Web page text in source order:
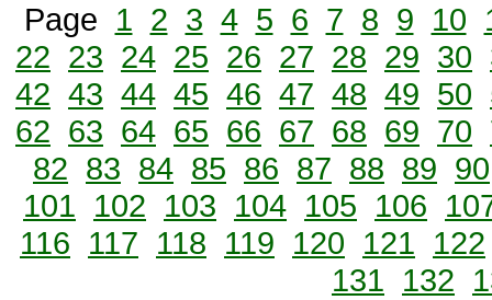
Page 1 2 3 4 5 6 7 8 9 10
22 23 24 25 26 27 28 29 30
42 43 44 45 46 47 48 49 50
62 63 64 65 66 67 68 69 70
82 83 84 85 86 87 88 89 90
101 102 103 104 105 106
116 117 118 119 120 121 122
131 132